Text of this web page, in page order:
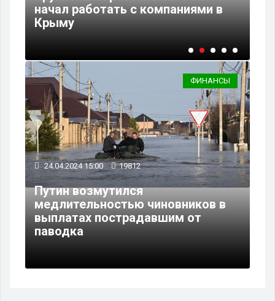
начал работать с компаниями в
Крыму
ФИНАНСЫ
24.04.2024 15:00 19812
Путин возмутился
медлительностью чиновников в
выплатах пострадавшим от
паводка